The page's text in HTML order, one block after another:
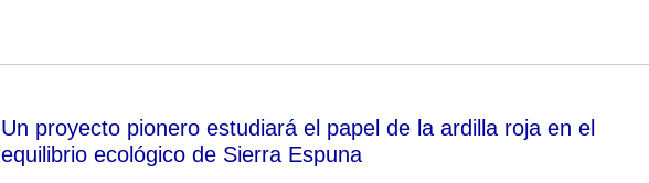
Un proyecto pionero estudiará el papel de la ardilla roja en el
equilibrio ecológico de Sierra Espuna